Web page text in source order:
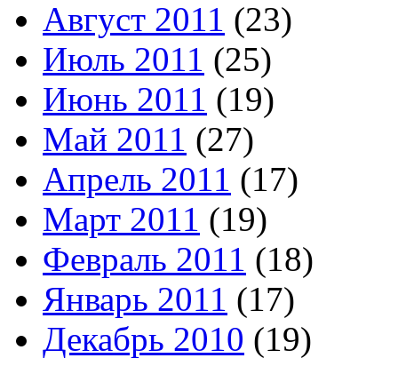
Август 2011 (23)
Июль 2011 (25)
Июнь 2011 (19)
Май 2011 (27)
Апрель 2011 (17)
Март 2011 (19)
Февраль 2011 (18)
Январь 2011 (17)
Декабрь 2010 (19)